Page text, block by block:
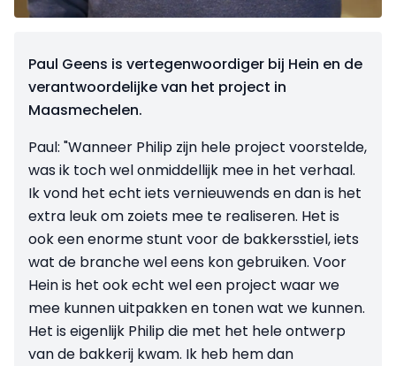
Paul Geens is vertegenwoordiger bij Hein en de
verantwoordelijke van het project in
Maasmechelen.
Paul: "Wanneer Philip zijn hele project voorstelde,
was ik toch wel onmiddellijk mee in het verhaal.
Ik vond het echt iets vernieuwends en dan is het
extra leuk om zoiets mee te realiseren. Het is
ook een enorme stunt voor de bakkersstiel, iets
wat de branche wel eens kon gebruiken. Voor
Hein is het ook echt wel een project waar we
mee kunnen uitpakken en tonen wat we kunnen.
Het is eigenlijk Philip die met het hele ontwerp
van de bakkerij kwam. Ik heb hem dan